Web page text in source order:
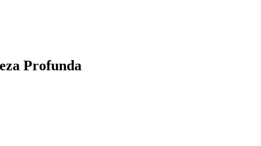
Profunda